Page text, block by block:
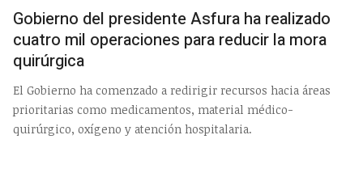
Gobierno del presidente Asfura ha realizado
cuatro mil operaciones para reducir la mora
quirúrgica
El Gobierno ha comenzado a redirigir recursos hacia áreas
prioritarias como medicamentos, material médico-
quirúrgico, oxígeno y atención hospitalaria.